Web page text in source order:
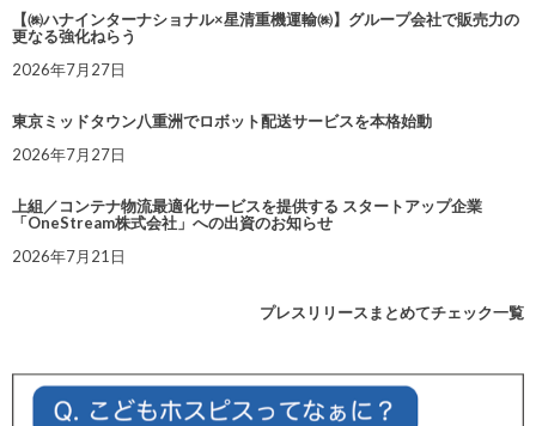
【㈱ハナインターナショナル×星清重機運輸㈱】グループ会社で販売力の
更なる強化ねらう
2026年7月27日
東京ミッドタウン八重洲でロボット配送サービスを本格始動
2026年7月27日
上組／コンテナ物流最適化サービスを提供する スタートアップ企業
「OneStream株式会社」への出資のお知らせ
2026年7月21日
プレスリリースまとめてチェック一覧